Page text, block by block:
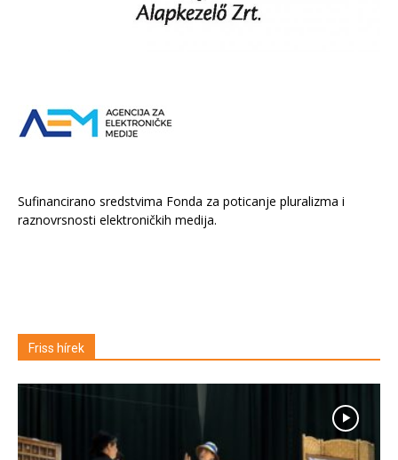
Sufinancirano sredstvima Fonda za poticanje pluralizma i
raznovrsnosti elektroničkih medija.
Friss hírek